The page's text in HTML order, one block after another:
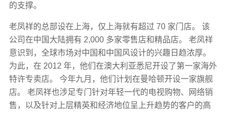
的支撑。
老凤祥的总部设在上海，仅上海就有超过 70 家门店。 该
公司在中国大陆拥有 2,000 多家零售店和精品店。 老凤祥
意识到，全球市场对中国和中国风设计的兴趣日趋浓厚。
为此，在 2012 年，他们在澳大利亚悉尼开设了第一家海外
特许专卖店。 今年九月，他们计划在曼哈顿开设一家旗舰
店。 老凤祥也涉足专门针对年轻一代的电视购物、网络销
售，以及针对上层精英和经济地位呈上升趋势的客户的高